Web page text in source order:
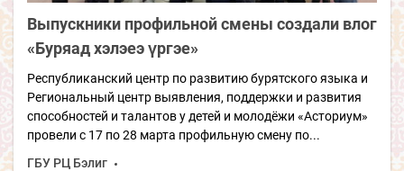
Выпускники профильной смены создали влог
«Буряад хэлэеэ үргэе»
Республиканский центр по развитию бурятского языка и
Региональный центр выявления, поддержки и развития
способностей и талантов у детей и молодёжи «Асториум»
провели с 17 по 28 марта профильную смену по...
ГБУ РЦ Бэлиг